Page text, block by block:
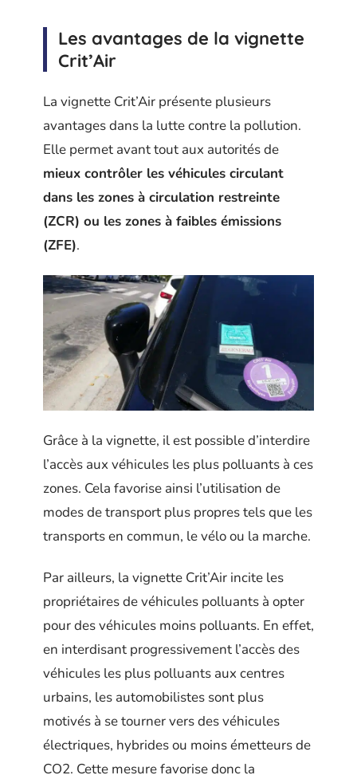
Les avantages de la vignette
Crit’Air
La vignette Crit’Air présente plusieurs
avantages dans la lutte contre la pollution.
Elle permet avant tout aux autorités de
mieux contrôler les véhicules circulant
dans les zones à circulation restreinte
(ZCR) ou les zones à faibles émissions
(ZFE).
Grâce à la vignette, il est possible d’interdire
l’accès aux véhicules les plus polluants à ces
zones. Cela favorise ainsi l’utilisation de
modes de transport plus propres tels que les
transports en commun, le vélo ou la marche.
Par ailleurs, la vignette Crit’Air incite les
propriétaires de véhicules polluants à opter
pour des véhicules moins polluants. En effet,
en interdisant progressivement l’accès des
véhicules les plus polluants aux centres
urbains, les automobilistes sont plus
motivés à se tourner vers des véhicules
électriques, hybrides ou moins émetteurs de
CO2. Cette mesure favorise donc la